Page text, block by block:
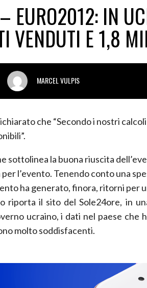
EURO2012: IN
VENDUTI E 1,8
MARCEL VULPIS
che “Secondo i nostri
sottolinea la buona riuscita
l’evento. Tenendo conto una
ha generato, finora, ritorni per
riporta il sito del Sole24ore, in
ucraino, i dati nel paese che
molto soddisfacenti.